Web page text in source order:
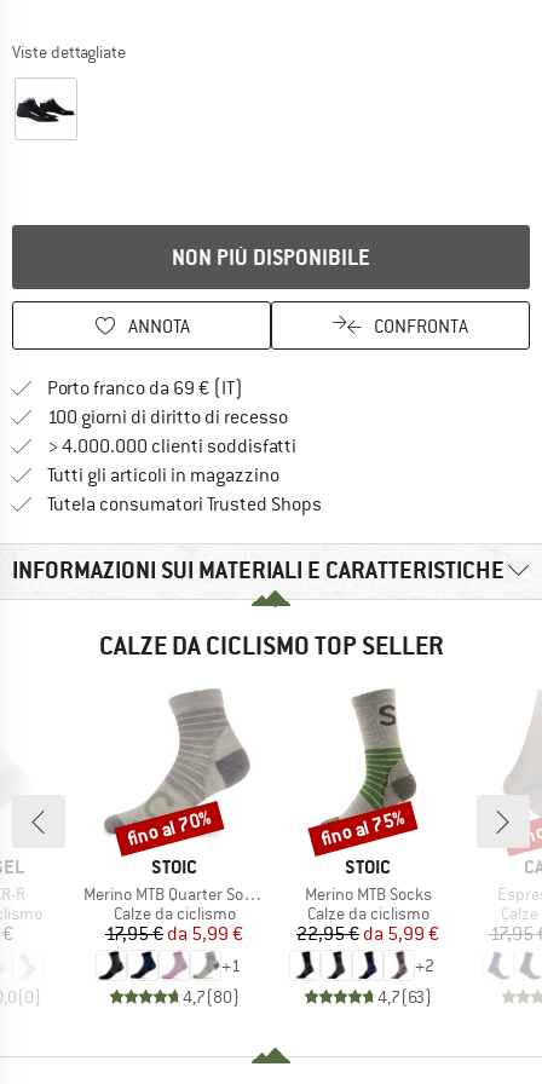
Viste dettagliate
NON PIÙ DISPONIBILE
ANNOTA CONFRONTA
Porto franco da 69 € (IT)
100 giorni di diritto di recessoVai alla politica di recesso qui
> 4.000.000 clienti soddisfatti
Tutti gli articoli in magazzino
Tutela consumatori Trusted Shops
INFORMAZIONI SUI MATERIALI E CARATTERISTICHE
CALZE DA CICLISMO TOP SELLER
R
(0)
MARCHIO
STOIC
Articolo
Merino MTB Quarter Socks
Gruppo di prodotti
Calze da ciclismo
Prezzo
17,95 € Prezzo ridotto
da 5,99 €
+1
4,7(80)
Sconto
fino al 70%
MARCHIO
STOIC
Articolo
Merino MTB Socks
Gruppo di prodotti
Calze da ciclismo
Prezzo
22,95 € Prezzo ridotto
da 5,99 €
+2
4,7(63)
Sconto
fino al 75%
17,95